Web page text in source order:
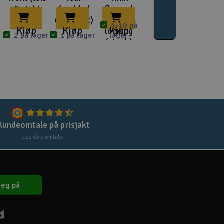
& right
halves)
Kjøp
2 på lager
(molded
composit)
Kjøp
1 på lager
flanged
nylon
locking
(steel )
Kjøp
4-10 på
lager
på prisjakt
Les våre omtaler
på